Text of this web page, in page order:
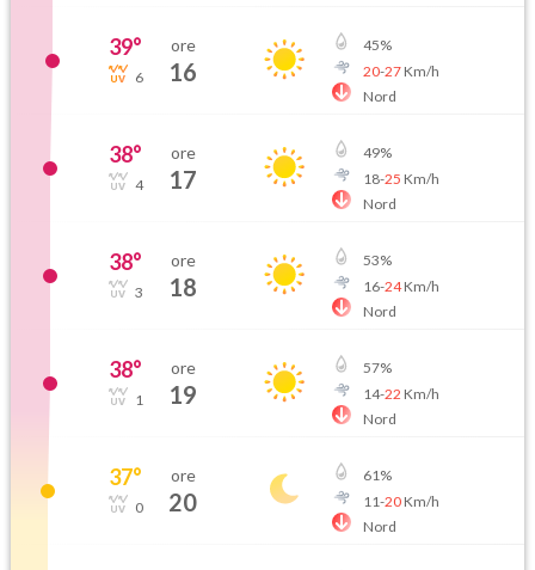
39°
6
ore
16
45%
20-27Km/h
Nord
38°
4
ore
17
49%
18-25 Km/h
Nord
38°
3
ore
18
53%
16-24Km/h
Nord
38°
1
ore
19
57%
14-22 Km/h
Nord
37°
0
ore
20
61%
11-20Km/h
Nord